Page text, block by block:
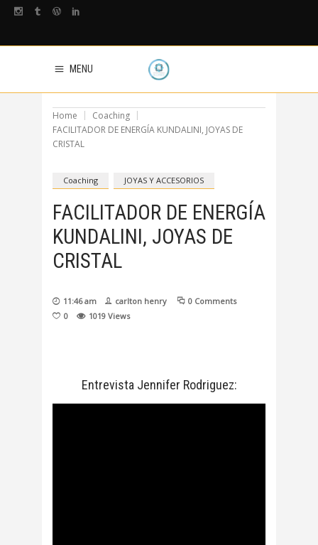
MENU
Home
Coaching
FACILITADOR DE ENERGÍA KUNDALINI, JOYAS DE
CRISTAL
Coaching JOYAS Y ACCESORIOS
FACILITADOR DE ENERGÍA
KUNDALINI, JOYAS DE
CRISTAL
11:46 am carlton henry
0 Comments
0
1019 Views
Entrevista Jennifer Rodriguez: